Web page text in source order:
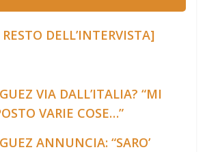
DELL’INTERVISTA]
VIA DALL’ITALIA? “MI
VARIE COSE…”
ANNUNCIA: “SARO’